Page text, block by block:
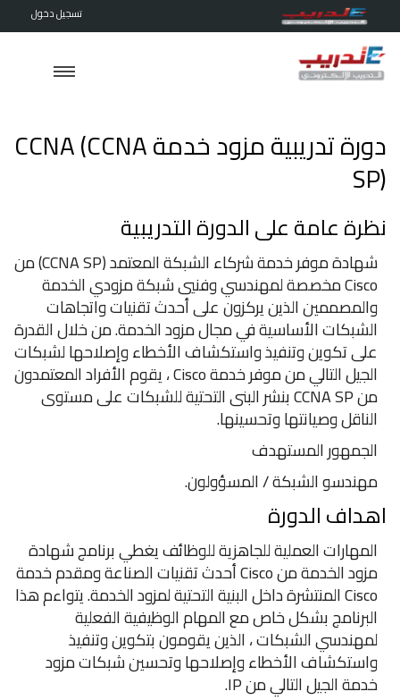
تسجيل دخول
دورة تدريبية مزود خدمة CCNA (CCNA
SP)
نظرة عامة على الدورة التدريبية
شهادة موفر خدمة شركاء الشبكة المعتمد (CCNA SP) من
Cisco مخصصة لمهندسي وفنيي شبكة مزودي الخدمة
والمصممين الذين يركزون على أحدث تقنيات واتجاهات
الشبكات الأساسية في مجال مزود الخدمة. من خلال القدرة
على تكوين وتنفيذ واستكشاف الأخطاء وإصلاحها لشبكات
الجيل التالي من موفر خدمة Cisco ، يقوم الأفراد المعتمدون
من CCNA SP بنشر البنى التحتية للشبكات على مستوى
الناقل وصيانتها وتحسينها.
الجمهور المستهدف
مهندسو الشبكة / المسؤولون.
اهداف الدورة
المهارات العملية للجاهزية للوظائف يغطي برنامج شهادة
مزود الخدمة من Cisco أحدث تقنيات الصناعة ومقدم خدمة
Cisco المنتشرة داخل البنية التحتية لمزود الخدمة. يتواءم هذا
البرنامج بشكل خاص مع المهام الوظيفية الفعلية
لمهندسي الشبكات ، الذين يقومون بتكوين وتنفيذ
واستكشاف الأخطاء وإصلاحها وتحسين شبكات مزود
خدمة الجيل التالي من IP.